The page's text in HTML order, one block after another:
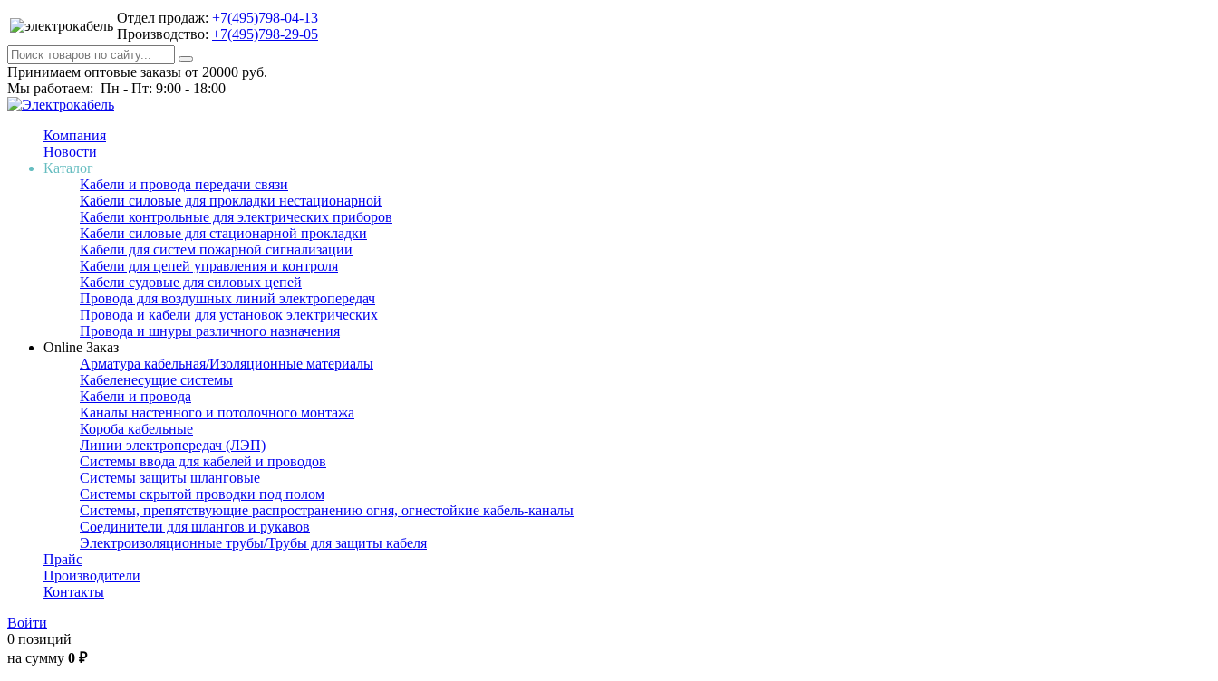
Отдел продаж: +7(495)798-04-13
Производство: +7(495)798-29-05
Принимаем оптовые заказы от 20000 руб.
Мы работаем: Пн - Пт: 9:00 - 18:00
Компания
Новости
Каталог
Кабели и провода передачи связи
Кабели силовые для прокладки нестационарной
Кабели контрольные для электрических приборов
Кабели силовые для стационарной прокладки
Кабели для систем пожарной сигнализации
Кабели для цепей управления и контроля
Кабели судовые для силовых цепей
Провода для воздушных линий электропередач
Провода и кабели для установок электрических
Провода и шнуры различного назначения
Online Заказ
Арматура кабельная/Изоляционные материалы
Кабеленесущие системы
Кабели и провода
Каналы настенного и потолочного монтажа
Короба кабельные
Линии электропередач (ЛЭП)
Системы ввода для кабелей и проводов
Системы защиты шланговые
Системы скрытой проводки под полом
Системы, препятствующие распространению огня, огнестойкие кабель-каналы
Соединители для шлангов и рукавов
Электроизоляционные трубы/Трубы для защиты кабеля
Прайс
Производители
Контакты
Войти
0 позиций
на сумму 0 ₽